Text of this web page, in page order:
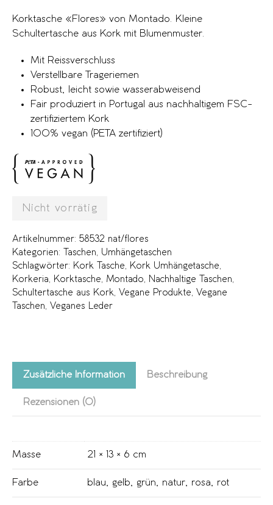
Korktasche «Flores» von Montado. Kleine
Schultertasche aus Kork mit Blumenmuster.
Mit Reissverschluss
Verstellbare Trageriemen
Robust, leicht sowie wasserabweisend
Fair produziert in Portugal aus nachhaltigem FSC-
zertifiziertem Kork
100% vegan (PETA zertifiziert)
Nicht vorrätig
Artikelnummer: 58532 nat/flores
Kategorien:
Taschen, Umhängetaschen
Schlagwörter: Kork Tasche, Kork Umhängetasche,
Korkeria, Korktasche, Montado, Nachhaltige Taschen,
Schultertasche aus Kork, Vegane Produkte, Vegane
Taschen, Veganes Leder
Zusätzliche Information Beschreibung
Rezensionen (0)
Masse 21 × 13 × 6 cm
Farbe blau gelb grün natur rosa rot